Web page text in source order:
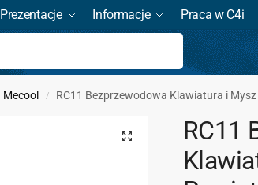
Prezentacje Informacje Praca w C4i
Szukaj
Mecool / RC11 Bezprzewodowa Klawiatura i
RC11